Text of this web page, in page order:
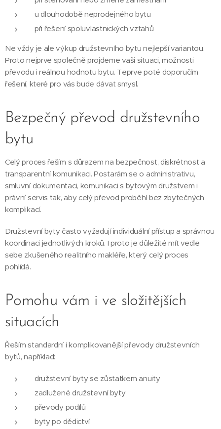
u dlouhodobě neprodejného bytu
při řešení spoluvlastnických vztahů
Ne vždy je ale výkup družstevního bytu nejlepší variantou.
Proto nejprve společně projdeme vaši situaci, možnosti
převodu i reálnou hodnotu bytu. Teprve poté doporučím
řešení, které pro vás bude dávat smysl.
Bezpečný převod družstevního
bytu
Celý proces řeším s důrazem na bezpečnost, diskrétnost a
transparentní komunikaci. Postarám se o administrativu,
smluvní dokumentaci, komunikaci s bytovým družstvem i
právní servis tak, aby celý převod proběhl bez zbytečných
komplikací.
Družstevní byty často vyžadují individuální přístup a správnou
koordinaci jednotlivých kroků. I proto je důležité mít vedle
sebe zkušeného realitního makléře, který celý proces
pohlídá.
Pomohu vám i ve složitějších
situacích
Řeším standardní i komplikovanější převody družstevních
bytů, například:
družstevní byty se zůstatkem anuity
zadlužené družstevní byty
převody podílů
byty po dědictví